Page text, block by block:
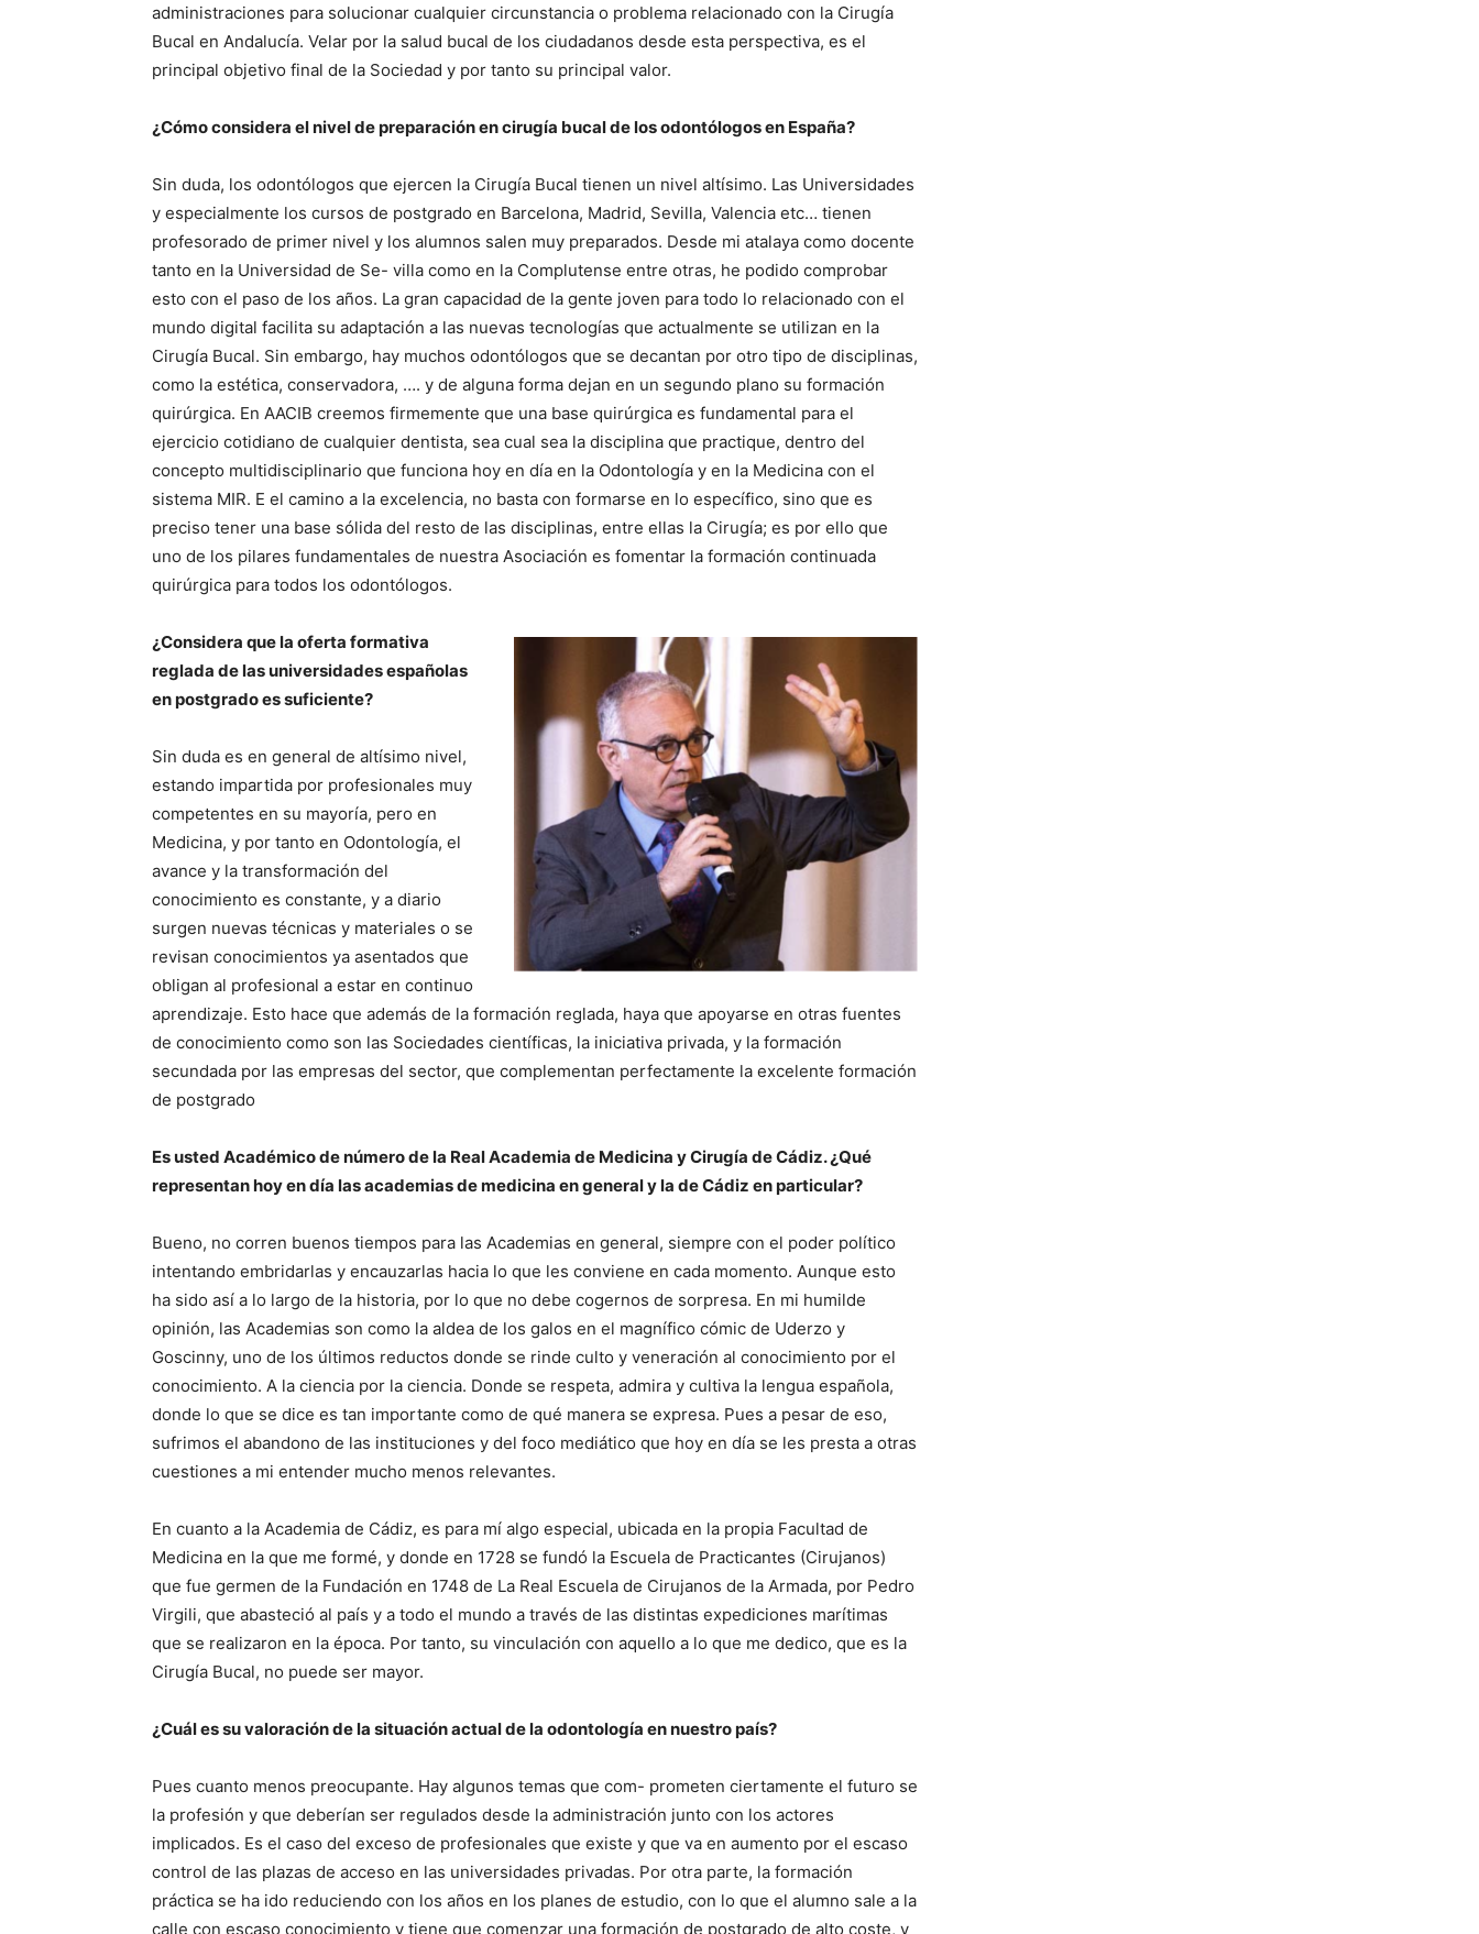
administraciones para solucionar cualquier circunstancia o problema relacionado con la Cirugía
Bucal en Andalucía. Velar por la salud bucal de los ciudadanos desde esta perspectiva, es el
principal objetivo final de la Sociedad y por tanto su principal valor.
¿Cómo considera el nivel de preparación en cirugía bucal de los odontólogos en España?
Sin duda, los odontólogos que ejercen la Cirugía Bucal tienen un nivel altísimo. Las Universidades
y especialmente los cursos de postgrado en Barcelona, Madrid, Sevilla, Valencia etc… tienen
profesorado de primer nivel y los alumnos salen muy preparados. Desde mi atalaya como docente
tanto en la Universidad de Se- villa como en la Complutense entre otras, he podido comprobar
esto con el paso de los años. La gran capacidad de la gente joven para todo lo relacionado con el
mundo digital facilita su adaptación a las nuevas tecnologías que actualmente se utilizan en la
Cirugía Bucal. Sin embargo, hay muchos odontólogos que se decantan por otro tipo de disciplinas,
como la estética, conservadora, …. y de alguna forma dejan en un segundo plano su formación
quirúrgica. En AACIB creemos firmemente que una base quirúrgica es fundamental para el
ejercicio cotidiano de cualquier dentista, sea cual sea la disciplina que practique, dentro del
concepto multidisciplinario que funciona hoy en día en la Odontología y en la Medicina con el
sistema MIR. E el camino a la excelencia, no basta con formarse en lo específico, sino que es
preciso tener una base sólida del resto de las disciplinas, entre ellas la Cirugía; es por ello que
uno de los pilares fundamentales de nuestra Asociación es fomentar la formación continuada
quirúrgica para todos los odontólogos.
¿Considera que la oferta formativa
reglada de las universidades españolas
en postgrado es suficiente?
Sin duda es en general de altísimo nivel,
estando impartida por profesionales muy
competentes en su mayoría, pero en
Medicina, y por tanto en Odontología, el
avance y la transformación del
conocimiento es constante, y a diario
surgen nuevas técnicas y materiales o se
revisan conocimientos ya asentados que
obligan al profesional a estar en continuo
aprendizaje. Esto hace que además de la formación reglada, haya que apoyarse en otras fuentes
de conocimiento como son las Sociedades científicas, la iniciativa privada, y la formación
secundada por las empresas del sector, que complementan perfectamente la excelente formación
de postgrado
Es usted Académico de número de la Real Academia de Medicina y Cirugía de Cádiz. ¿Qué
representan hoy en día las academias de medicina en general y la de Cádiz en particular?
Bueno, no corren buenos tiempos para las Academias en general, siempre con el poder político
intentando embridarlas y encauzarlas hacia lo que les conviene en cada momento. Aunque esto
ha sido así a lo largo de la historia, por lo que no debe cogernos de sorpresa. En mi humilde
opinión, las Academias son como la aldea de los galos en el magnífico cómic de Uderzo y
Goscinny, uno de los últimos reductos donde se rinde culto y veneración al conocimiento por el
conocimiento. A la ciencia por la ciencia. Donde se respeta, admira y cultiva la lengua española,
donde lo que se dice es tan importante como de qué manera se expresa. Pues a pesar de eso,
sufrimos el abandono de las instituciones y del foco mediático que hoy en día se les presta a otras
cuestiones a mi entender mucho menos relevantes.
En cuanto a la Academia de Cádiz, es para mí algo especial, ubicada en la propia Facultad de
Medicina en la que me formé, y donde en 1728 se fundó la Escuela de Practicantes (Cirujanos)
que fue germen de la Fundación en 1748 de La Real Escuela de Cirujanos de la Armada, por Pedro
Virgili, que abasteció al país y a todo el mundo a través de las distintas expediciones marítimas
que se realizaron en la época. Por tanto, su vinculación con aquello a lo que me dedico, que es la
Cirugía Bucal, no puede ser mayor.
¿Cuál es su valoración de la situación actual de la odontología en nuestro país?
Pues cuanto menos preocupante. Hay algunos temas que com- prometen ciertamente el futuro se
la profesión y que deberían ser regulados desde la administración junto con los actores
implicados. Es el caso del exceso de profesionales que existe y que va en aumento por el escaso
control de las plazas de acceso en las universidades privadas. Por otra parte, la formación
práctica se ha ido reduciendo con los años en los planes de estudio, con lo que el alumno sale a la
calle con escaso conocimiento y tiene que comenzar una formación de postgrado de alto coste, y